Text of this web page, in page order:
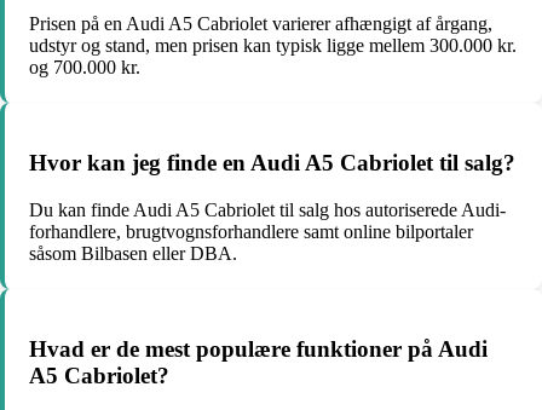
Prisen på en Audi A5 Cabriolet varierer afhængigt af årgang,
udstyr og stand, men prisen kan typisk ligge mellem 300.000 kr.
og 700.000 kr.
Hvor kan jeg finde en Audi A5 Cabriolet til salg?
Du kan finde Audi A5 Cabriolet til salg hos autoriserede Audi-
forhandlere, brugtvognsforhandlere samt online bilportaler
såsom Bilbasen eller DBA.
Hvad er de mest populære funktioner på Audi
A5 Cabriolet?